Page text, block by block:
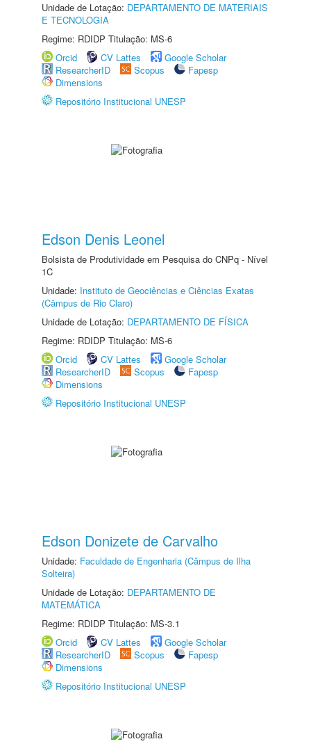
Unidade de Lotação: DEPARTAMENTO DE MATERIAIS
E TECNOLOGIA
Regime: RDIDP Titulação: MS-6
Orcid
CV Lattes
Google Scholar
ResearcherID
Scopus
Fapesp
Dimensions
Repositório Institucional UNESP
Edson Denis Leonel
Bolsista de Produtividade em Pesquisa do CNPq - Nível
1C
Unidade: Instituto de Geociências e Ciências Exatas
(Câmpus de Rio Claro)
Unidade de Lotação: DEPARTAMENTO DE FÍSICA
Regime: RDIDP Titulação: MS-6
Orcid
CV Lattes
Google Scholar
ResearcherID
Scopus
Fapesp
Dimensions
Repositório Institucional UNESP
Edson Donizete de Carvalho
Unidade: Faculdade de Engenharia (Câmpus de Ilha
Solteira)
Unidade de Lotação: DEPARTAMENTO DE
MATEMÁTICA
Regime: RDIDP Titulação: MS-3.1
Orcid
CV Lattes
Google Scholar
ResearcherID
Scopus
Fapesp
Dimensions
Repositório Institucional UNESP